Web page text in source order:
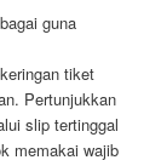
guna
tiket
Pertunjukkan
slip tertinggal
memakai wajib